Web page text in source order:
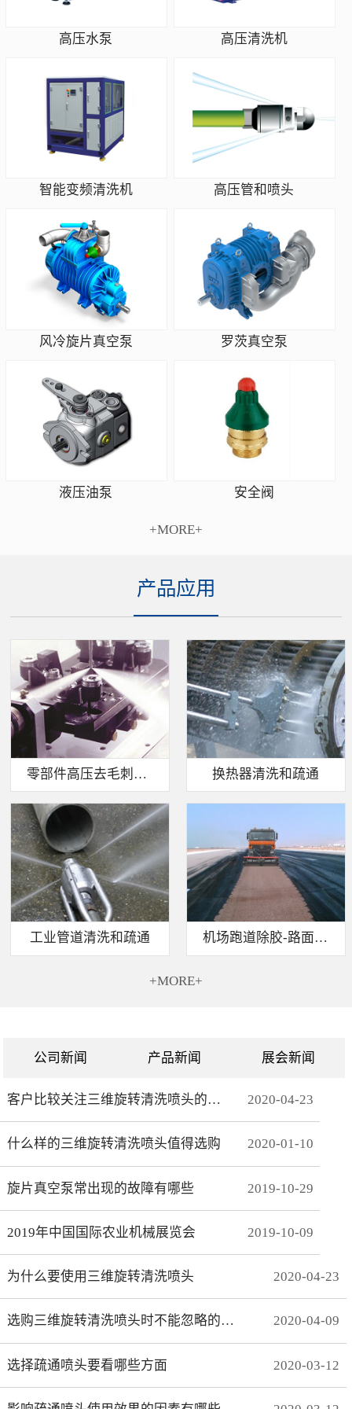
高压水泵 高压清洗机
智能变频清洗机 高压管和喷头
风冷旋片真空泵 罗茨真空泵
液压油泵 安全阀
+MORE+
产品应用
零部件高压去毛刺清洗 换热器清洗和疏通
工业管道清洗和疏通 机场跑道除胶-路面标线清除
+MORE+
公司新闻 产品新闻 展会新闻
客户比较关注三维旋转清洗喷头的哪些方面 2020-04-23
什么样的三维旋转清洗喷头值得选购 2020-01-10
旋片真空泵常出现的故障有哪些 2019-10-29
2019年中国国际农业机械展览会 2019-10-09
为什么要使用三维旋转清洗喷头 2020-04-23
选购三维旋转清洗喷头时不能忽略的事项有哪些 2020-04-09
选择疏通喷头要看哪些方面 2020-03-12